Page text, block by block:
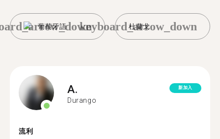
葡萄牙語 杜蘭戈
keyboard_arrow_down
A.
Durango
新加入
流利